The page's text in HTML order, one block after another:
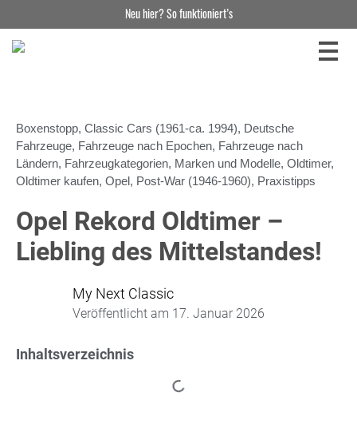
Boxenstopp, Classic Cars (1961-ca. 1994), Deutsche
Fahrzeuge, Fahrzeuge nach Epochen, Fahrzeuge nach
Ländern, Fahrzeugkategorien, Marken und Modelle, Oldtimer,
Oldtimer kaufen, Opel, Post-War (1946-1960), Praxistipps
Opel Rekord Oldtimer –
Liebling des Mittelstandes!
My Next Classic
Veröffentlicht am 17. Januar 2026
Inhaltsverzeichnis
Neu hier? So funktioniert’s